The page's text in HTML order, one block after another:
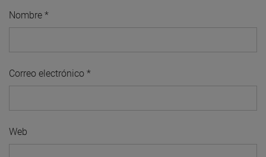
Nombre *
Correo electrónico *
Web